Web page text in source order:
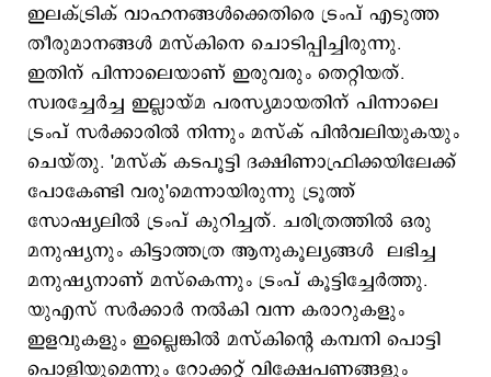
ഇലക്ട്രിക് വാഹനങ്ങള്‍ക്കെതിരെ ട്രംപ് എടുത്ത
തീരുമാനങ്ങള്‍ മസ്കിനെ ചൊടിപ്പിച്ചിരുന്നു.
ഇതിന് പിന്നാലെയാണ് ഇരുവരും തെറ്റിയത്.
സ്വരച്ചേര്‍ച്ച ഇല്ലായ്മ പരസ്യമായതിന് പിന്നാലെ
ട്രംപ് സര്‍ക്കാരില്‍ നിന്നും മസ്ക് പിന്‍വലിയുകയും
ചെയ്തു. 'മസ്ക് കടപൂട്ടി ദക്ഷിണാഫ്രിക്കയിലേക്ക്
പോകേണ്ടി വരു'മെന്നായിരുന്നു ട്രൂത്ത്
സോഷ്യലില്‍ ട്രംപ് കുറിച്ചത്. ചരിത്രത്തില്‍ ഒരു
മനുഷ്യനും കിട്ടാത്തത്ര ആനുകൂല്യങ്ങള്‍ ലഭിച്ച
മനുഷ്യനാണ് മസ്കെന്നും ട്രംപ് കൂട്ടിച്ചേര്‍ത്തു.
യുഎസ് സര്‍ക്കാര്‍ നല്‍കി വന്ന കരാറുകളും
ഇളവുകളും ഇല്ലെങ്കില്‍ മസ്കിന്‍റെ കമ്പനി പൊട്ടി
പൊളിയുമെന്നും റോക്കറ്റ് വിക്ഷേപണങ്ങളും